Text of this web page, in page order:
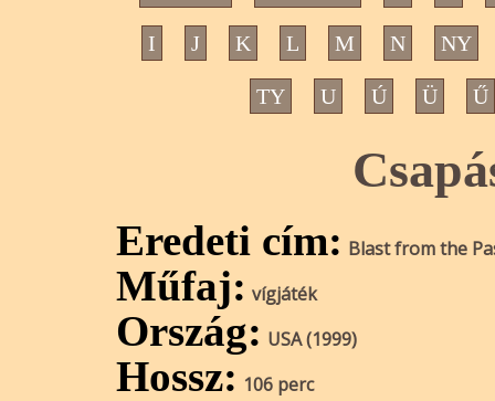
I J K L M N NY
TY U Ú Ü Ű
Eredeti cím: Blast from the
Műfaj: vígjáték
Ország: USA (1999)
Hossz: 106 perc